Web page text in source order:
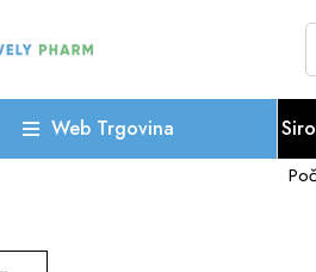
Web Trgovina